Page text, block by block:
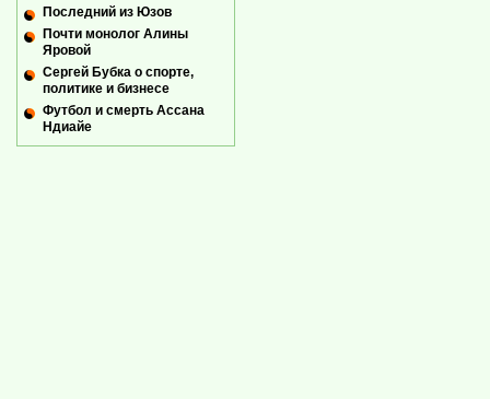
Последний из Юзов
Почти монолог Алины
Яровой
Сергей Бубка о спорте,
политике и бизнесе
Футбол и смерть Ассана
Ндиайе